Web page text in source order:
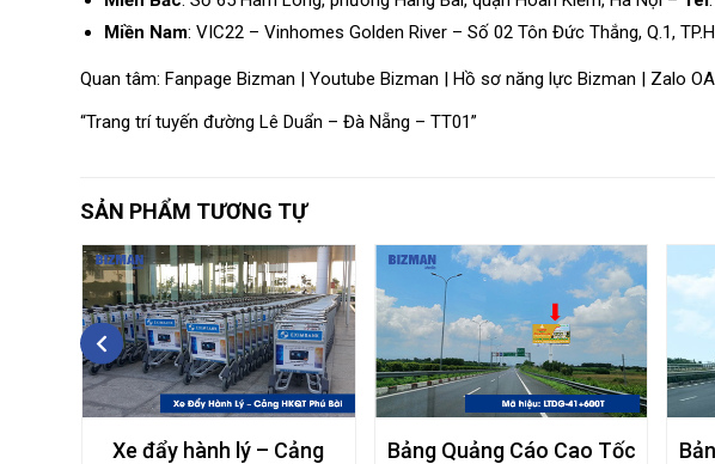
Miền Nam: VIC22 – Vinhomes Golden River – Số 02 Tôn Đức Thắng, Q.1,
Quan tâm:Fanpage Bizman |Youtube Bizman |Hồ sơ năng lực Bizman | Zalo
“Trang trí tuyến đường Lê Duẩn – Đà Nẵng – TT01”
SẢN PHẨM TƯƠNG TỰ
Xe đẩy hành lý – Cảng
Bảng Quảng Cáo Cao Tốc